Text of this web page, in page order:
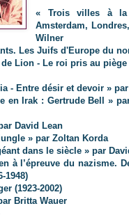
« Trois villes à la
Amsterdam,
Wilner
Les Juifs d'Europe du
Lion - Le roi pris au
- Entre désir et devoir »
en Irak : Gertrude Bell »
David Lean
» par Zoltan Korda
dans le siècle » par
à l’épreuve du nazisme.
1948)
(1923-2002)
Britta Wauer